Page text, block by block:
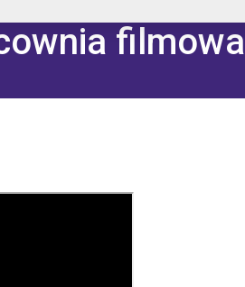
filmowa